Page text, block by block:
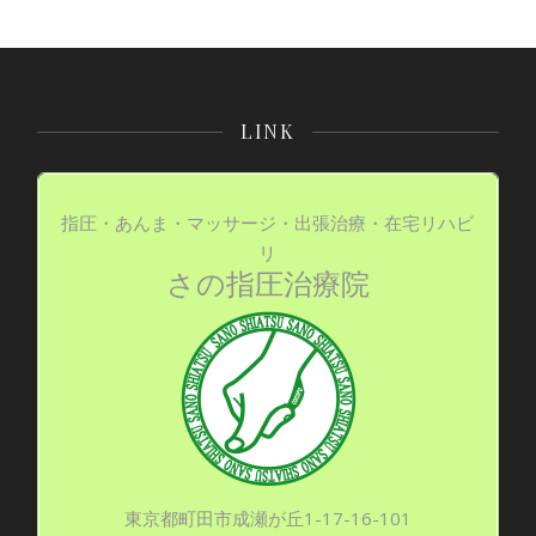
LINK
指圧・あんま・マッサージ・出張治療・在宅リハビ
リ
さの指圧治療院
東京都町田市成瀬が丘1-17-16-101